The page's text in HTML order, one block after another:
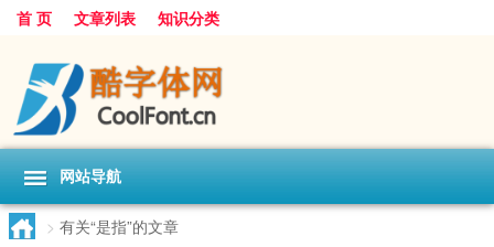
首 页 文章列表 知识分类
网站导航
> 有关“是指”的文章